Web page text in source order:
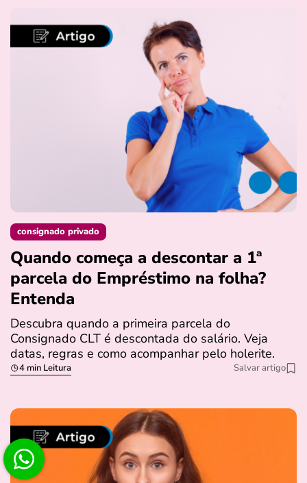
consignado privado
Quando começa a descontar a 1ª
parcela do Empréstimo na folha?
Entenda
Descubra quando a primeira parcela do
Consignado CLT é descontada do salário. Veja
datas, regras e como acompanhar pelo holerite.
4 min Leitura Salvar artigo